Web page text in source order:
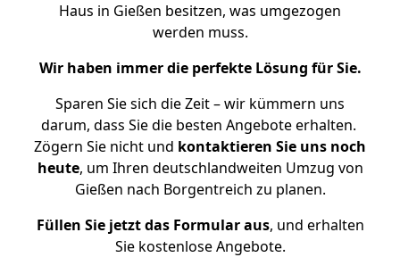
Haus in Gießen besitzen, was umgezogen
werden muss.
Wir haben immer die perfekte Lösung für Sie.
Sparen Sie sich die Zeit – wir kümmern uns
darum, dass Sie die besten Angebote erhalten.
Zögern Sie nicht und kontaktieren Sie uns noch
heute, um Ihren deutschlandweiten Umzug von
Gießen nach Borgentreich zu planen.
Füllen Sie jetzt das Formular aus, und erhalten
Sie kostenlose Angebote.